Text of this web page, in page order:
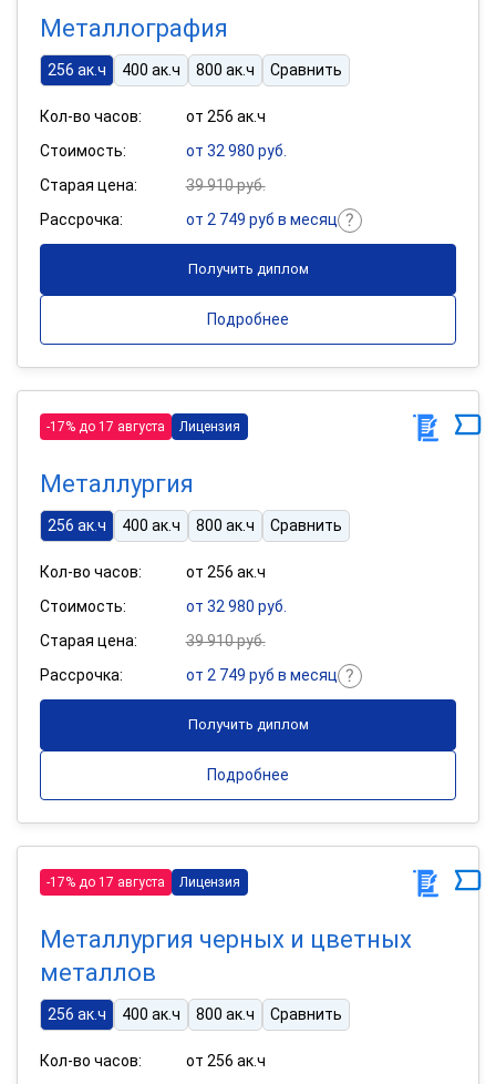
Металлография
256 ак.ч 400 ак.ч 800 ак.ч Сравнить
Кол-во часов:
от 256 ак.ч
Стоимость:
от 32 980 руб.
Старая цена:
39 910 руб.
Рассрочка:
от 2 749 руб в месяц
Получить диплом
Подробнее
-17% до 17 августа Лицензия
Металлургия
256 ак.ч 400 ак.ч 800 ак.ч Сравнить
Кол-во часов:
от 256 ак.ч
Стоимость:
от 32 980 руб.
Старая цена:
39 910 руб.
Рассрочка:
от 2 749 руб в месяц
Получить диплом
Подробнее
-17% до 17 августа Лицензия
Металлургия черных и цветных
металлов
256 ак.ч 400 ак.ч 800 ак.ч Сравнить
Кол-во часов:
от 256 ак.ч